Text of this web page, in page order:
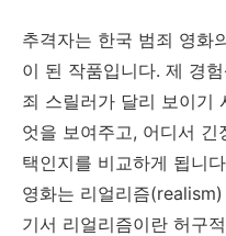
추격자는 한국 범죄 영화
이 된 작품입니다. 제 경
죄 스릴러가 달리 보이기
엇을 보여주고, 어디서
택인지를 비교하게 됩니
영화는 리얼리즘
기서 리얼리즘이란 허구